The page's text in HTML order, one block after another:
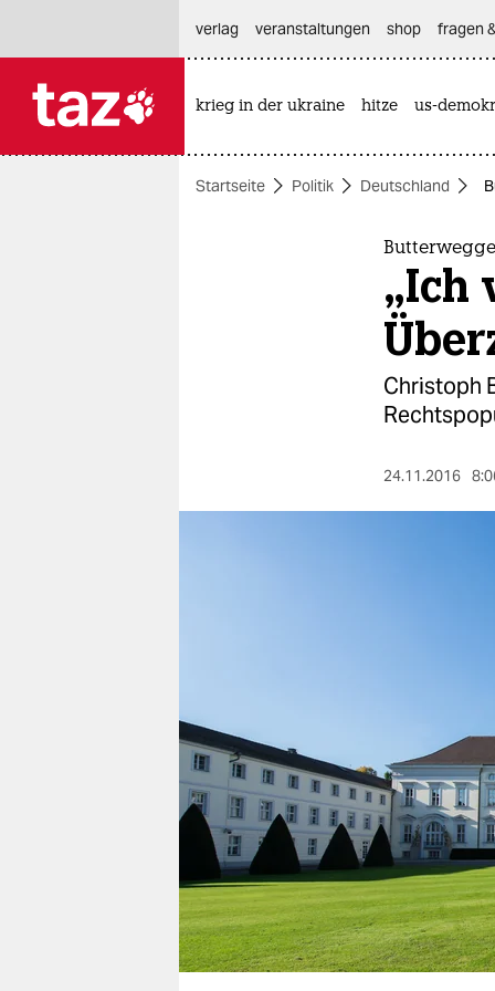
themen
veranstaltungen
shop
fragen & hilfe
unterstützen
abo
genossenschaft
verlag
veranstaltungen shop fragen
krieg in der ukraine hitze us-
Startseite Politik Deutschland
„Ich
Christoph
24.11.2016